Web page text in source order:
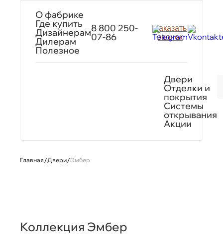
О фабрике
Где купить
Дизайнерам
Дилерам
Полезное
8 800 250-
07-86
Заказать
звонок
Двери
Отделки и
покрытия
Системы
открывания
Акции
Главная/Двери/Эмбер
Коллекция Эмбер